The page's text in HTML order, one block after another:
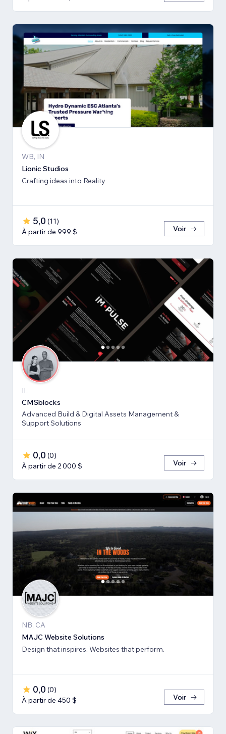
WB, IN
Lionic Studios
Crafting ideas into Reality
5,0 (11)
À partir de 999 $
Voir
IL
CMSblocks
Advanced Build & Digital Assets Management &
Support Solutions
0,0 (0)
À partir de 2 000 $
Voir
NB, CA
MAJC Website Solutions
Design that inspires. Websites that perform.
0,0 (0)
À partir de 450 $
Voir